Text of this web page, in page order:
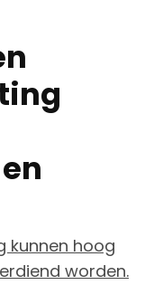
kunnen hoog
worden.